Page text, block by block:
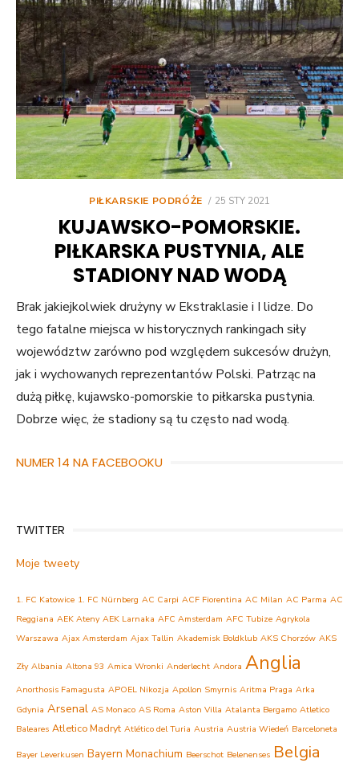
PIŁKARSKIE PODRÓŻE
POSTED
25 STY 2021
KUJAWSKO-POMORSKIE.
PIŁKARSKA PUSTYNIA, ALE
STADIONY NAD WODĄ
Brak jakiejkolwiek drużyny w Ekstraklasie i I lidze. Do
tego fatalne miejsca w historycznych rankingach siły
województw zarówno pod względem sukcesów drużyn,
jak i wychowanych reprezentantów Polski. Patrząc na
dużą piłkę, kujawsko-pomorskie to piłkarska pustynia.
Dobrze więc, że stadiony są tu często nad wodą.
NUMER 14 NA FACEBOOKU
TWITTER
Moje tweety
1. FC Katowice 1. FC Nürnberg AC Carpi ACF Fiorentina AC Milan AC Parma AC
Reggiana AEK Ateny AEK Larnaka AFC Amsterdam AFC Tubize Agrykola
Warszawa Ajax Amsterdam Ajax Tallin Akademisk Boldklub AKS Chorzów AKS
Zły Albania Altona 93 Amica Wronki Anderlecht Andora Anglia
Anorthosis Famagusta APOEL Nikozja Apollon Smyrnis Aritma Praga Arka
Gdynia Arsenal AS Monaco AS Roma Aston Villa Atalanta Bergamo Atletico
Baleares Atletico Madryt Atlético del Turia Austria Austria Wiedeń Barceloneta
Bayer Leverkusen Bayern Monachium Beerschot Belenenses Belgia